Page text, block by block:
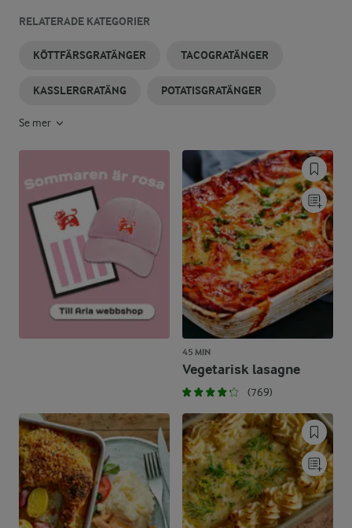
RELATERADE KATEGORIER
KÖTTFÄRSGRATÄNGER TACOGRATÄNGER
KASSLERGRATÄNG POTATISGRATÄNGER
Se mer
45 MIN
Vegetarisk lasagne
(769)